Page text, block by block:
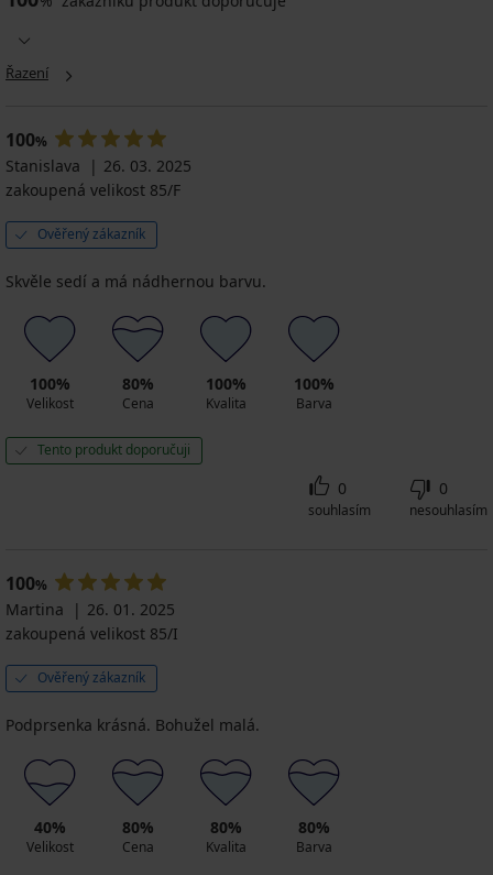
Řazení
100%
Stanislava
26. 03. 2025
zakoupená velikost 85/F
Ověřený zákazník
Skvěle sedí a má nádhernou barvu.
100%
Velikost
80%
Cena
100%
Kvalita
100%
Barva
Tento produkt doporučuji
0
souhlasím
0
nesouhlasím
100%
Martina
26. 01. 2025
zakoupená velikost 85/I
Ověřený zákazník
Podprsenka krásná. Bohužel malá.
40%
Velikost
80%
Cena
80%
Kvalita
80%
Barva